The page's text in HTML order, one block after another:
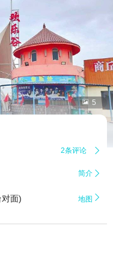
 5
2条评论 
简介 
面) 地图 